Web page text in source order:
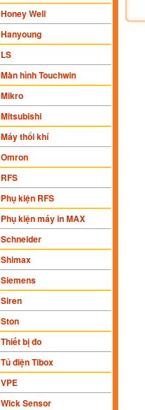
Honey Well
Hanyoung
LS
Màn hình Touchwin
Mikro
Mitsubishi
Máy thổi khí
Omron
RFS
Phụ kiện RFS
Phụ kiện máy in MAX
Schneider
Shimax
Siemens
Siren
Ston
Thiết bị đo
Tủ điện Tibox
VPE
Wick Sensor